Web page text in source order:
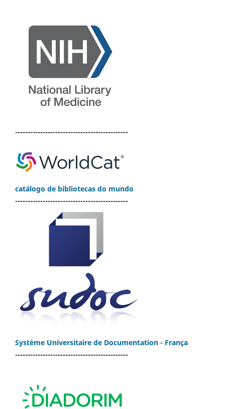
---------------------------------------------
catálogo de bibliotecas do mundo
---------------------------------------------
Système Universitaire de Documentation - França
---------------------------------------------